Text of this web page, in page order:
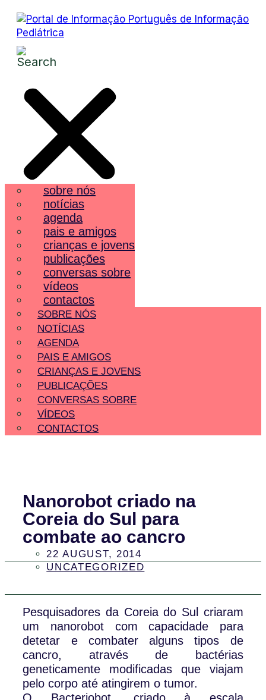
sobre nós
notícias
agenda
pais e amigos
crianças e jovens
publicações
conversas sobre
vídeos
contactos
SOBRE NÓS
NOTÍCIAS
AGENDA
PAIS E AMIGOS
CRIANÇAS E JOVENS
PUBLICAÇÕES
CONVERSAS SOBRE
VÍDEOS
CONTACTOS
Nanorobot criado na
Coreia do Sul para
combate ao cancro
22 AUGUST, 2014
UNCATEGORIZED
Pesquisadores da Coreia do Sul criaram
um nanorobot com capacidade para
detetar e combater alguns tipos de
cancro, através de bactérias
geneticamente modificadas que viajam
pelo corpo até atingirem o tumor.